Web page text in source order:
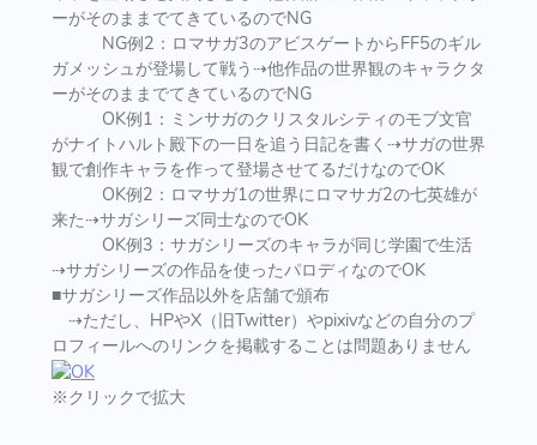
ーがそのままでてきているのでNG
NG例2：ロマサガ3のアビスゲートからFF5のギル
ガメッシュが登場して戦う⇢他作品の世界観のキャラクタ
ーがそのままでてきているのでNG
OK例1：ミンサガのクリスタルシティのモブ文官
がナイトハルト殿下の一日を追う日記を書く⇢サガの世界
観で創作キャラを作って登場させてるだけなのでOK
OK例2：ロマサガ1の世界にロマサガ2の七英雄が
来た⇢サガシリーズ同士なのでOK
OK例3：サガシリーズのキャラが同じ学園で生活
⇢サガシリーズの作品を使ったパロディなのでOK
■サガシリーズ作品以外を店舗で頒布
⇢ただし、HPやX（旧Twitter）やpixivなどの自分のプ
ロフィールへのリンクを掲載することは問題ありません
※クリックで拡大